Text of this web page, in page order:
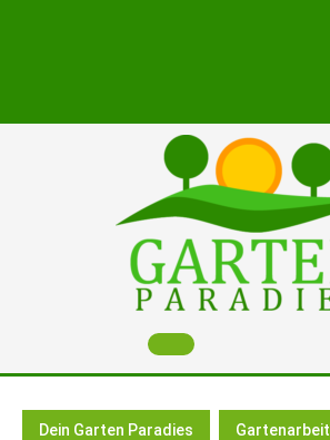
Open
Button
Dein Garten Paradies Gartenarbeit